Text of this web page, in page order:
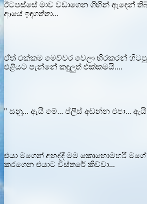
ඊටපස්සේ මාව වඩාගෙන ගිහින් ඇඳෙන්
ආයේ ඉඳගත්තා...
ඒත් එක්කම මෙච්චර වෙලා හිරකරන් හිටපු
එළියට පැන්නේ කඳුලුත් එක්කමයි....
" සනූ... ඇයි මේ... ප්ලීස් අඬන්න එපා...
එයා මගෙන් අහද්දී මම කොහොමහරි මගේ
කරගෙන එයාට විස්තරේ කිව්වා...